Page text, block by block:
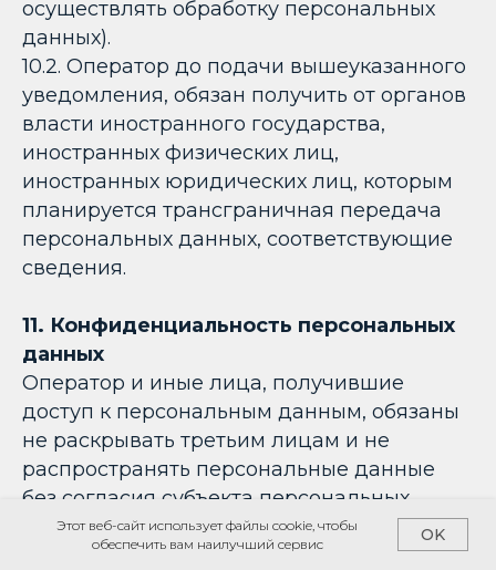
осуществлять обработку персональных
данных).
10.2. Оператор до подачи вышеуказанного
уведомления, обязан получить от органов
власти иностранного государства,
иностранных физических лиц,
иностранных юридических лиц, которым
планируется трансграничная передача
персональных данных, соответствующие
сведения.
11. Конфиденциальность персональных
данных
Оператор и иные лица, получившие
доступ к персональным данным, обязаны
не раскрывать третьим лицам и не
распространять персональные данные
без согласия субъекта персональных
данных, если иное не предусмотрено
федеральным законом.
Этот веб-сайт использует файлы cookie, чтобы
обеспечить вам наилучший сервис
OK